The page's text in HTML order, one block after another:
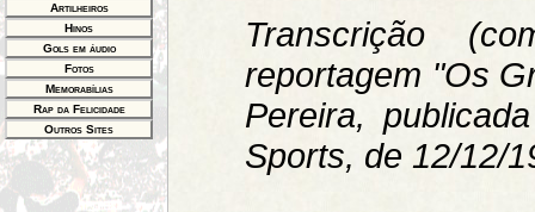
Artilheiros
Hinos
Gols em áudio
Fotos
Memorabílias
Rap da Felicidade
Outros Sites
Transcrição
reportagem "Os
Pereira,
Sports, de 12/12/